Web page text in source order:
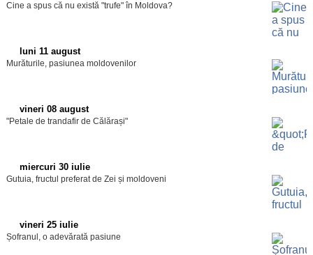
Cine a spus că nu există "trufe" în Moldova?
luni 11 august
Murăturile, pasiunea moldovenilor
vineri 08 august
"Petale de trandafir de Călărași"
miercuri 30 iulie
Gutuia, fructul preferat de Zei și moldoveni
vineri 25 iulie
Șofranul, o adevărată pasiune